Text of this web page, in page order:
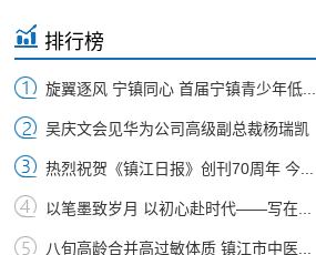
排行榜
旋翼逐风 宁镇同心 首届宁镇青少年低...
吴庆文会见华为公司高级副总裁杨瑞凯
热烈祝贺《镇江日报》创刊70周年 今...
以笔墨致岁月 以初心赴时代——写在...
八旬高龄合并高过敏体质 镇江市中医...